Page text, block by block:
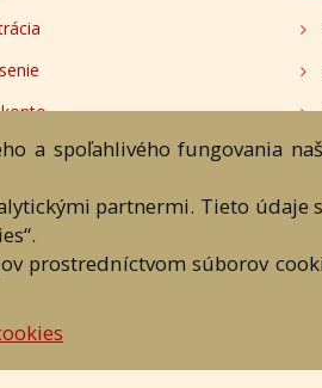
a textových súčastí tejto stránky je
a spoľahlivého fungovania
partnermi. Tieto údaje
prostredníctvom súborov